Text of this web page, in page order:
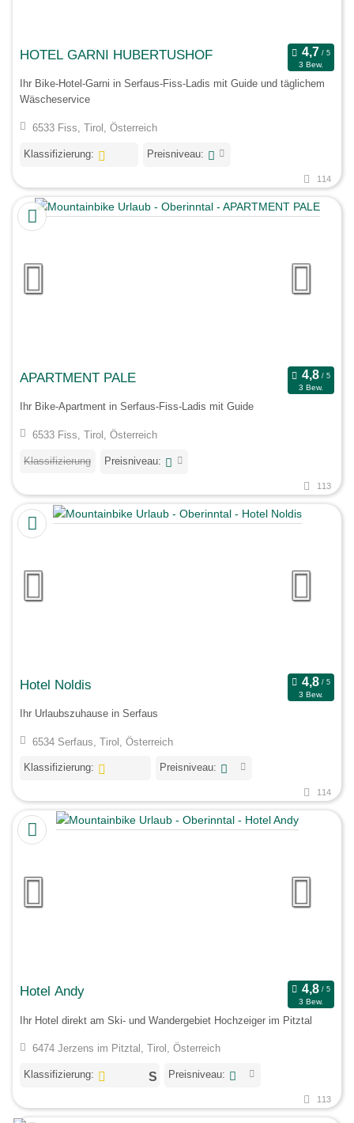
HOTEL GARNI HUBERTUSHOF
3 Bew.
Ihr Bike-Hotel-Garni in Serfaus-Fiss-Ladis mit Guide und täglichem
Wäscheservice
6533 Fiss, Tirol, Österreich
Klassifizierung: Preisniveau:
114
APARTMENT PALE
3 Bew.
Ihr Bike-Apartment in Serfaus-Fiss-Ladis mit Guide
6533 Fiss, Tirol, Österreich
Klassifizierung Preisniveau:
113
Hotel Noldis
3 Bew.
Ihr Urlaubszuhause in Serfaus
6534 Serfaus, Tirol, Österreich
Klassifizierung: Preisniveau:
114
Hotel Andy
3 Bew.
Ihr Hotel direkt am Ski- und Wandergebiet Hochzeiger im Pitztal
6474 Jerzens im Pitztal, Tirol, Österreich
Klassifizierung: Preisniveau:
113